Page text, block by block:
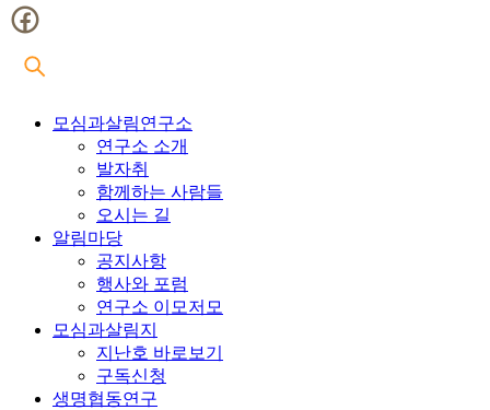
모심과살림연구소
연구소 소개
발자취
함께하는 사람들
오시는 길
알림마당
공지사항
행사와 포럼
연구소 이모저모
모심과살림지
지난호 바로보기
구독신청
생명협동연구